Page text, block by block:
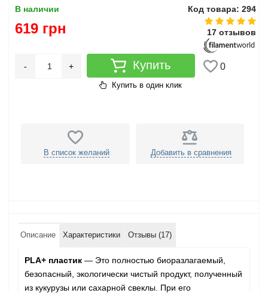
В наличии Код товара: 294
17 отзывов
619 грн
+
- Купить
Купить в один клик
0
В список желаний Добавить в сравнения
Описание Характеристики Отзывы (17)
PLA+ пластик — Это полностью биоразлагаемый,
безопасный, экологически чистый продукт, полученный
из кукурузы или сахарной свеклы. При его